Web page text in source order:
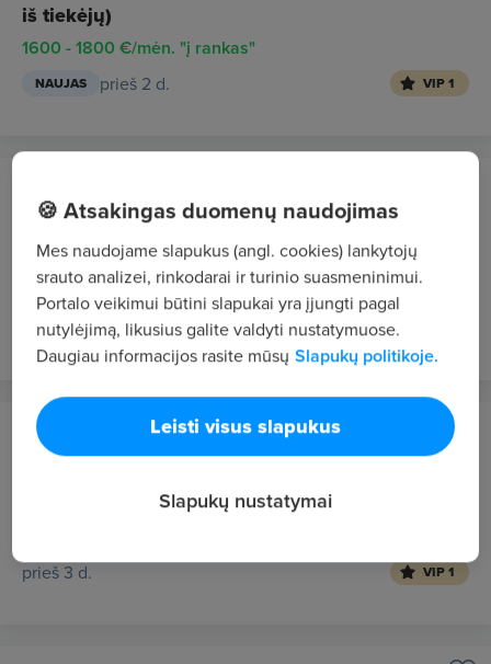
iš tiekėjų)
1600 - 1800 €/mėn. "į rankas"
NAUJAS prieš 2 d. VIP 1
Vilnius
Statybos darbų vadovas
2000 - 3000 €/mėn. "į rankas"
NAUJAS prieš 2 d.
28 Global, UAB
Olandija
Sandėlio darbuotojas
prieš 3 d. VIP 1
🍪 Atsakingas duomenų naudojimas
Mes naudojame slapukus (angl. cookies) lankytojų
srauto analizei, rinkodarai ir turinio suasmeninimui.
Portalo veikimui būtini slapukai yra įjungti pagal
nutylėjimą, likusius galite valdyti nustatymuose.
Daugiau informacijos rasite mūsų Slapukų politikoje.
Leisti visus slapukus
Slapukų nustatymai